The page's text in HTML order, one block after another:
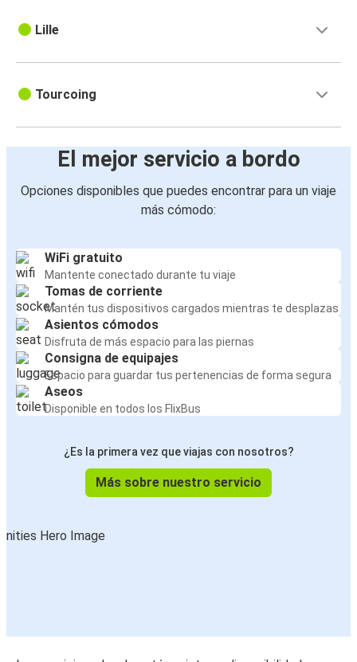
Lille
Tourcoing
El mejor servicio a bordo
Opciones disponibles que puedes encontrar para un viaje
más cómodo:
WiFi gratuito
Mantente conectado durante tu viaje
Tomas de corriente
Mantén tus dispositivos cargados mientras te desplazas
Asientos cómodos
Disfruta de más espacio para las piernas
Consigna de equipajes
Espacio para guardar tus pertenencias de forma segura
Aseos
Disponible en todos los FlixBus
¿Es la primera vez que viajas con nosotros?
Más sobre nuestro servicio